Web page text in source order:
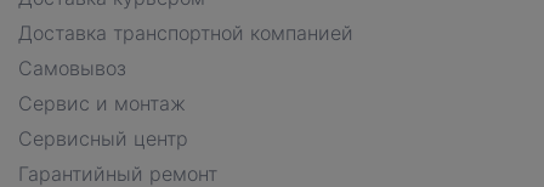
Доставка транспортной компанией
Самовывоз
Сервис и монтаж
Сервисный центр
Гарантийный ремонт